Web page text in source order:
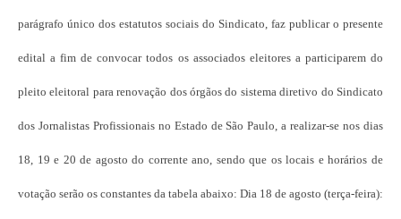
parágrafo único dos estatutos sociais do Sindicato, faz publicar o presente
edital a fim de convocar todos os associados eleitores a participarem do
pleito eleitoral para renovação dos órgãos do sistema diretivo do Sindicato
dos Jornalistas Profissionais no Estado de São Paulo, a realizar-se nos dias
18, 19 e 20 de agosto do corrente ano, sendo que os locais e horários de
votação serão os constantes da tabela abaixo: Dia 18 de agosto (terça-feira):